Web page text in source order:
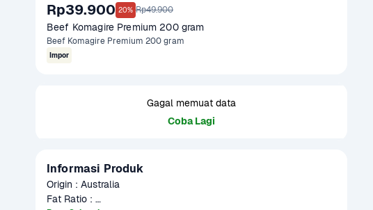
Rp39.900 20% Rp49.900
Beef Komagire Premium 200 gram
Beef Komagire Premium 200 gram
Impor
Gagal memuat data
Coba Lagi
Informasi Produk
Origin : Australia
Fat Ratio :